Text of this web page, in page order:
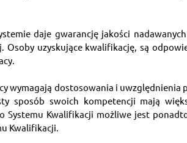
daje gwarancję jakości
Osoby uzyskujące kwalifikację, są
wymagają dostosowania i uwzględnienia
sposób swoich kompetencji mają
Systemu Kwalifikacji możliwe jest
Kwalifikacji.